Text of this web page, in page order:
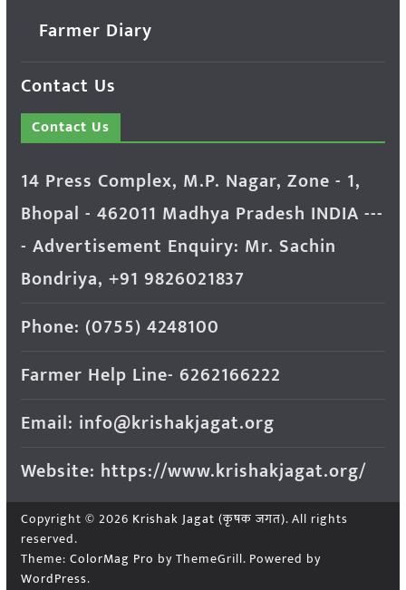
Farmer Diary
Contact Us
Contact Us
14 Press Complex, M.P. Nagar, Zone - 1,
Bhopal - 462011 Madhya Pradesh INDIA ---
- Advertisement Enquiry: Mr. Sachin
Bondriya, +91 9826021837
Phone: (0755) 4248100
Farmer Help Line- 6262166222
Email: info@krishakjagat.org
Website: https://www.krishakjagat.org/
Copyright © 2026 Krishak Jagat (कृषक जगत). All rights
reserved.
Theme: ColorMag Pro by ThemeGrill. Powered by
WordPress.